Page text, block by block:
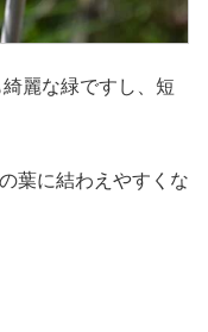
麗な緑ですし、短
葉に結わえやすくな